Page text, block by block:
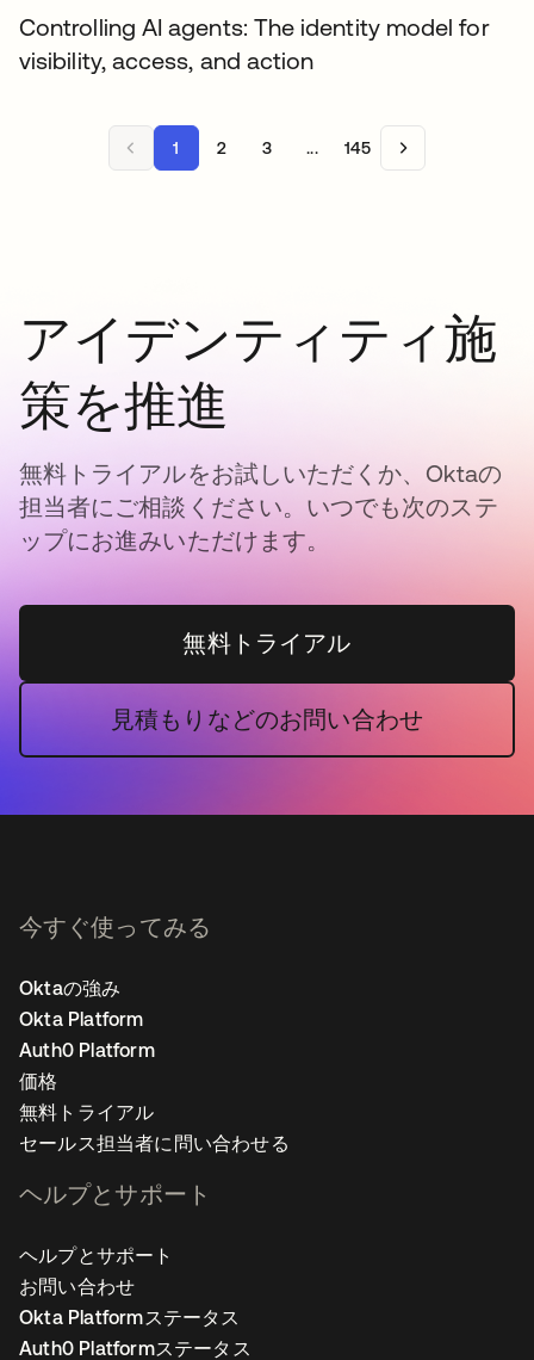
Controlling AI agents: The identity model for
visibility, access, and action
1 2 3 ... 145
アイデンティティ施
策を推進
無料トライアルをお試しいただくか、Oktaの
担当者にご相談ください。いつでも次のステ
ップにお進みいただけます。
無料トライアル
見積もりなどのお問い合わせ
今すぐ使ってみる
Oktaの強み
Okta Platform
Auth0 Platform
価格
無料トライアル
セールス担当者に問い合わせる
ヘルプとサポート
ヘルプとサポート
お問い合わせ
Okta Platformステータス
Auth0 Platformステータス